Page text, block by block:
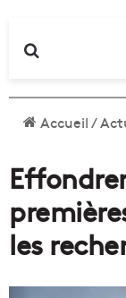
Accueil/
les